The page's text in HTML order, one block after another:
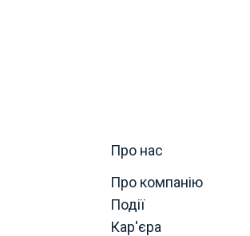
Про нас
Про компанію
Події
Кар'єра